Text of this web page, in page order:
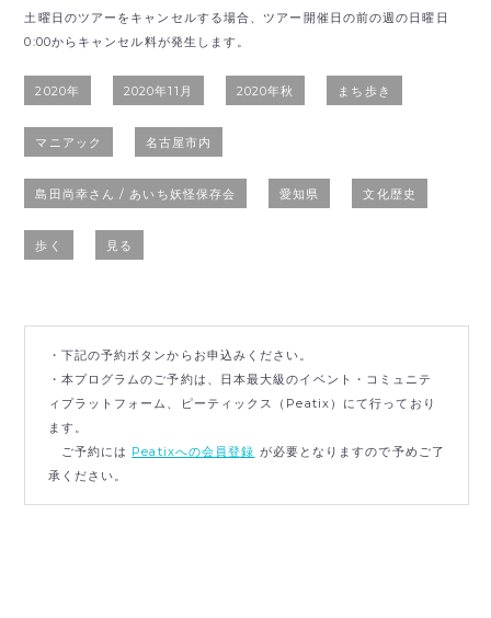
土曜日のツアーをキャンセルする場合、ツアー開催日の前の週の日曜日
0:00からキャンセル料が発生します。
2020年 2020年11月 2020年秋 まち歩き
マニアック 名古屋市内
島田尚幸さん / あいち妖怪保存会 愛知県 文化歴史
歩く 見る
・下記の予約ボタンからお申込みください。
・本プログラムのご予約は、日本最大級のイベント・コミュニテ
ィプラットフォーム、ピーティックス（Peatix）にて行っており
ます。
ご予約には Peatixへの会員登録 が必要となりますので予めご了
承ください。